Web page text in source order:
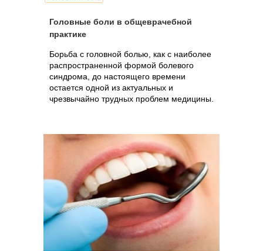
Головные боли в общеврачебной
практике
Борьба с головной болью, как с наиболее
распространенной формой болевого
синдрома, до настоящего времени
остается одной из актуальных и
чрезвычайно трудных проблем медицины.